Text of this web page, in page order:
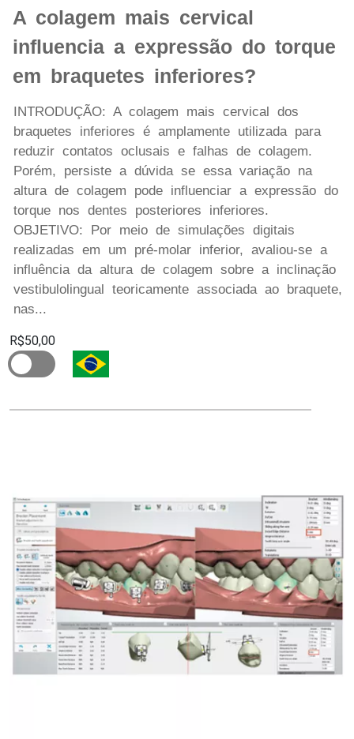
A colagem mais cervical
influencia a expressão do torque
em braquetes inferiores?
INTRODUÇÃO: A colagem mais cervical dos
braquetes inferiores é amplamente utilizada para
reduzir contatos oclusais e falhas de colagem.
Porém, persiste a dúvida se essa variação na
altura de colagem pode influenciar a expressão do
torque nos dentes posteriores inferiores.
OBJETIVO: Por meio de simulações digitais
realizadas em um pré-molar inferior, avaliou-se a
influência da altura de colagem sobre a inclinação
vestibulolingual teoricamente associada ao braquete,
nas...
R$50,00